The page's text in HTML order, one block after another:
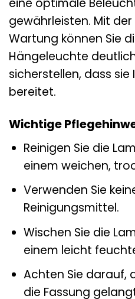
eine optimale
gewährleisten. Mit
Wartung können Sie
Hängeleuchte
sicherstellen, dass sie
bereitet.
Wichtige
Reinigen Sie die
einem weichen,
Verwenden Sie
Reinigungsmittel.
Wischen Sie die
einem leicht
Achten Sie darauf,
die Fassung